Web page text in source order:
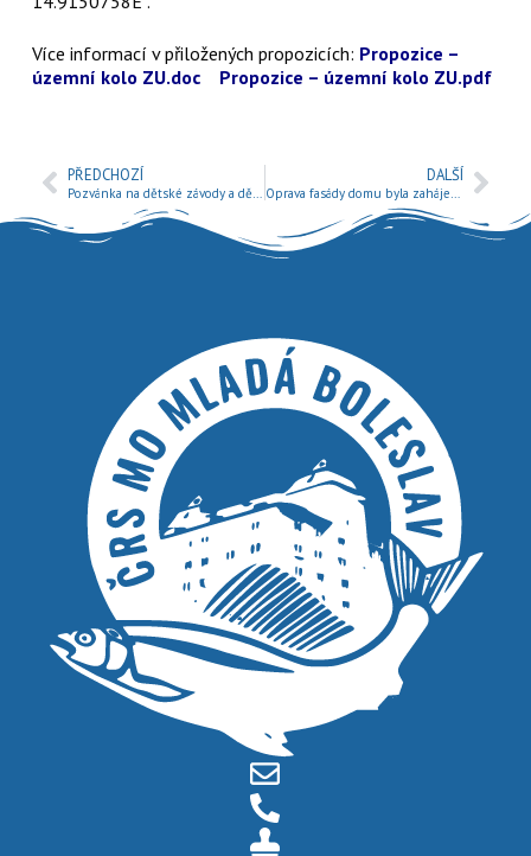
Více informací v přiložených propozicích: Propozice –
územní kolo ZU.doc
Propozice – územní kolo ZU.pdf
PŘEDCHOZÍ
Pozvánka na dětské závody a dětský den v Bělé p/Bezdězem
DALŠÍ
Oprava fasády domu byla zahájena.